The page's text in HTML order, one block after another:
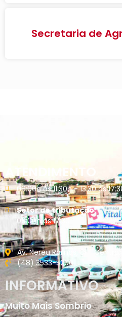
Secretaria de
ATENDIMENTO
08:00h às 11:30h - 13:30 às
Setor de tributação:
08:00h às 17:30
Av. Nereu Ramos, 31 -
(48) 3533-5200
INFORMATIVO
Muito Mais Sombrio